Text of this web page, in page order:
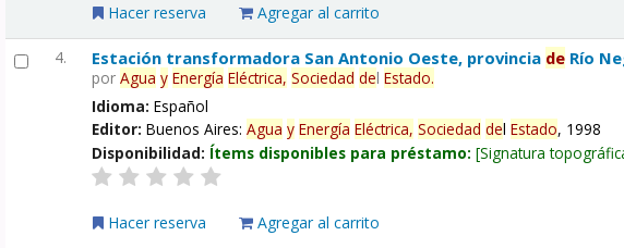
Hacer reserva Agregar al carrito
4. Estación transformadora San Antonio Oeste, provincia de Río
porAgua y Energía Eléctrica, Sociedad delEstado.
Idioma:Español
Editor:Buenos Aires:Agua y Energía Eléctrica, Sociedad delEstado, 1998
Disponibilidad: Ítems disponibles para préstamo: Signatura
Hacer reserva Agregar al carrito